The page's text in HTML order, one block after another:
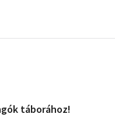
táborához!